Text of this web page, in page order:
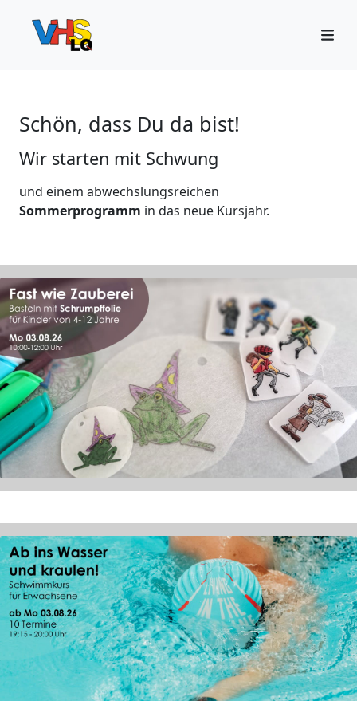
Schön, dass Du da bist!
Wir starten mit Schwung
und einem abwechslungsreichen
Sommerprogramm in das neue Kursjahr.